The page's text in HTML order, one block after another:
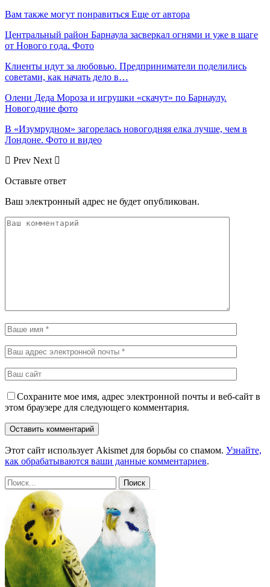
Вам также могут понравиться Еще от автора
Центральный район Барнаула засверкал огнями и уже в шаге
от Нового года. Фото
Клиенты идут за любовью. Предприниматели поделились
советами, как начать дело в…
Олени Деда Мороза и игрушки «скачут» по Барнаулу.
Новогодние фото
В «Изумрудном» загорелась новогодняя елка лучше, чем в
Лондоне. Фото и видео
Prev Next
Оставьте ответ
Ваш электронный адрес не будет опубликован.
Сохраните мое имя, адрес электронной почты и веб-сайт в
этом браузере для следующего комментария.
Этот сайт использует Akismet для борьбы со спамом. Узнайте,
как обрабатываются ваши данные комментариев.